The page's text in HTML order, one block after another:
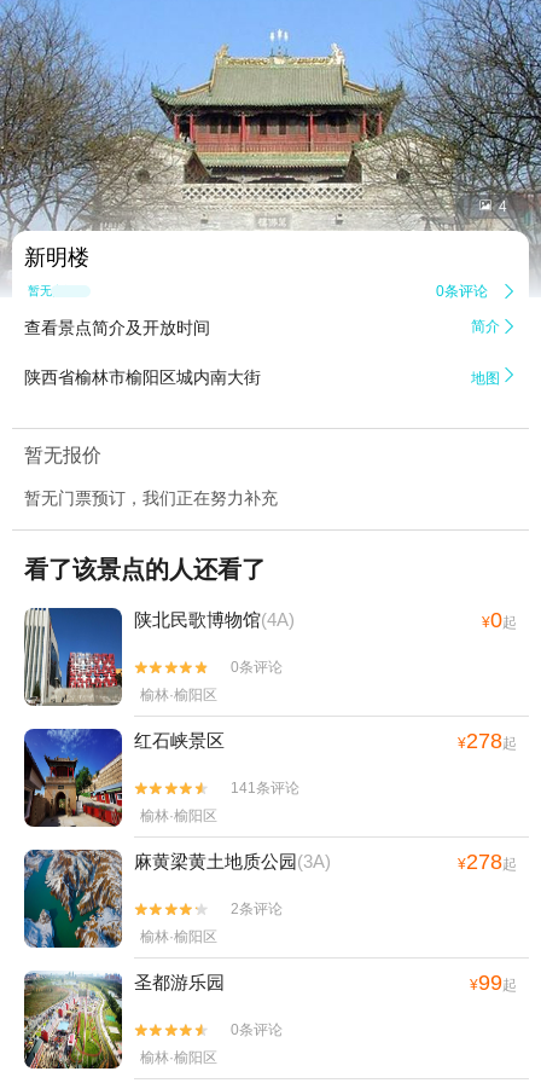
 4
新明楼
暂无点评 0条评论 
查看景点简介及开放时间 简介 
陕西省榆林市榆阳区城内南大街 地图 
暂无报价
暂无门票预订，我们正在努力补充
看了该景点的人还看了
陕北民歌博物馆(4A) ¥0起


0条评论
榆林·榆阳区
红石峡景区 ¥278起


141条评论
榆林·榆阳区
麻黄梁黄土地质公园(3A) ¥278起


2条评论
榆林·榆阳区
圣都游乐园 ¥99起


0条评论
榆林·榆阳区
